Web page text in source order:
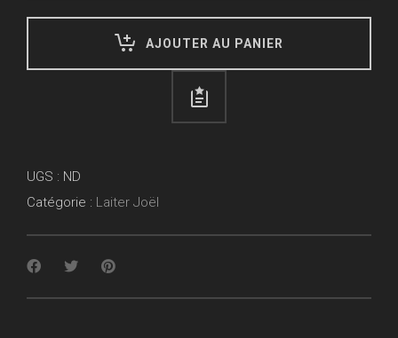
AJOUTER AU PANIER
UGS : ND
Catégorie : Laiter Joël